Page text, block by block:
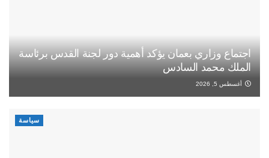
اجتماع وزاري بعمان يؤكد أهمية دور لجنة القدس برئاسة
الملك محمد السادس
أغسطس 5, 2026
سياسة